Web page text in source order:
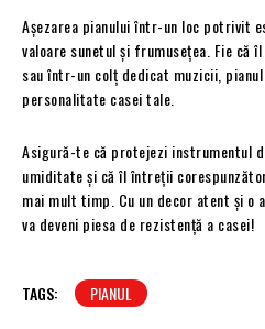
Așezarea pianului într-un loc potrivit
valoare sunetul și frumusețea. Fie că
sau într-un colț dedicat muzicii,
personalitate casei tale.
Asigură-te că protejezi instrumentul
umiditate și că îl întreții
mai mult timp. Cu un decor atent și o
va deveni piesa de rezistență a casei!
TAGS: PIANUL